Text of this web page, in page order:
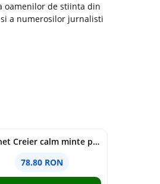
oamenilor de stiinta din
a numerosilor jurnalisti
Pachet Creier calm minte puternică
78.80 RON